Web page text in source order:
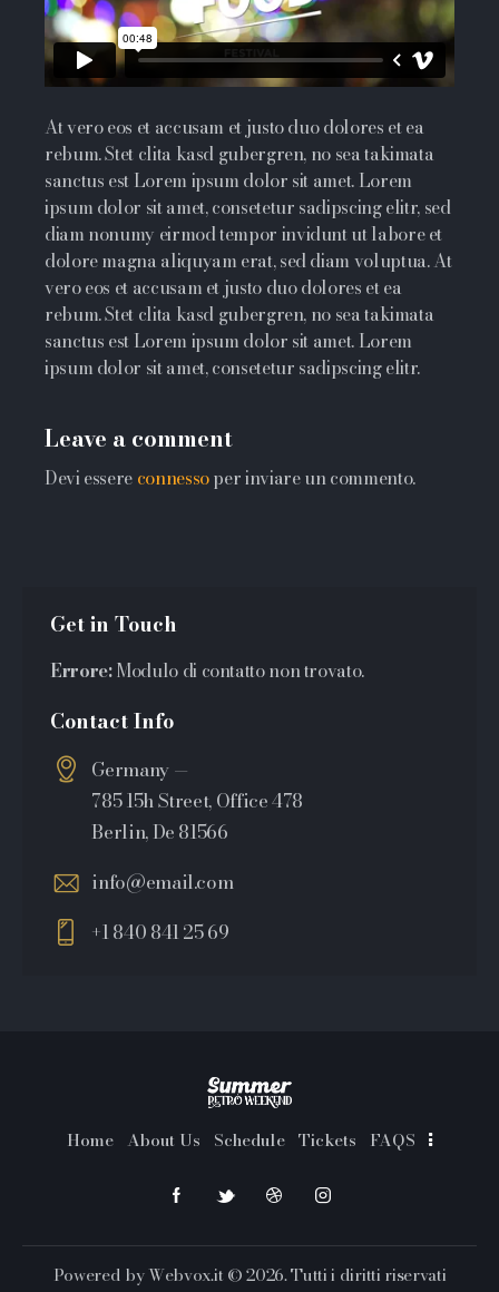
At vero eos et accusam et justo duo dolores et ea
rebum. Stet clita kasd gubergren, no sea takimata
sanctus est Lorem ipsum dolor sit amet. Lorem
ipsum dolor sit amet, consetetur sadipscing elitr, sed
diam nonumy eirmod tempor invidunt ut labore et
dolore magna aliquyam erat, sed diam voluptua. At
vero eos et accusam et justo duo dolores et ea
rebum. Stet clita kasd gubergren, no sea takimata
sanctus est Lorem ipsum dolor sit amet. Lorem
ipsum dolor sit amet, consetetur sadipscing elitr.
Leave a comment
Devi essere connessoper inviare un commento.
Get in Touch
Errore:Modulo di contatto non trovato.
Contact Info
Germany —
785 15h Street, Office 478
Berlin, De 81566
info@email.com
+1 840 841 25 69
Home About Us Schedule Tickets FAQS
Powered byWebvox.it© 2026. Tutti i diritti riservati